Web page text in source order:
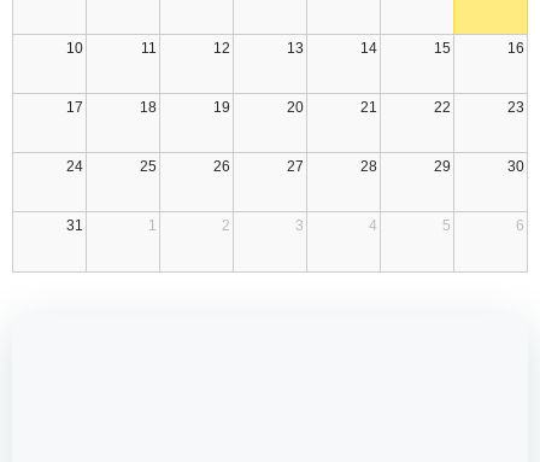
10 11 12 13 14 15 16
17 18 19 20 21 22 23
24 25 26 27 28 29 30
31 1 2 3 4 5 6